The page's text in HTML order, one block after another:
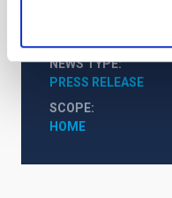
NEWS TYPE
PRESS RELEASE
SCOPE
HOME